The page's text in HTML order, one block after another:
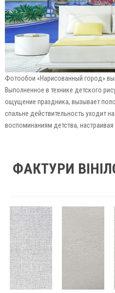
Фотообои «Нарисованный город»
Выполненное в технике детского
ощущение праздника, вызывает
спальне действительность уходит
воспоминаниям детства, настраивая
ФАКТУРИ